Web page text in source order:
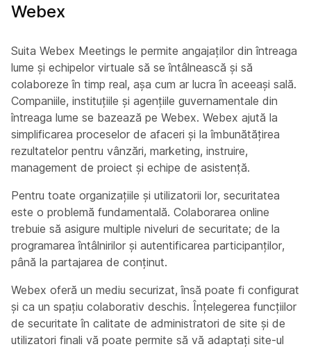
Webex
Suita Webex Meetings le permite angajaților din întreaga
lume și echipelor virtuale să se întâlnească și să
colaboreze în timp real, așa cum ar lucra în aceeași sală.
Companiile, instituțiile și agențiile guvernamentale din
întreaga lume se bazează pe Webex. Webex ajută la
simplificarea proceselor de afaceri și la îmbunătățirea
rezultatelor pentru vânzări, marketing, instruire,
management de proiect și echipe de asistență.
Pentru toate organizațiile și utilizatorii lor, securitatea
este o problemă fundamentală. Colaborarea online
trebuie să asigure multiple niveluri de securitate; de la
programarea întâlnirilor și autentificarea participanților,
până la partajarea de conținut.
Webex oferă un mediu securizat, însă poate fi configurat
și ca un spațiu colaborativ deschis. Înțelegerea funcțiilor
de securitate în calitate de administratori de site și de
utilizatori finali vă poate permite să vă adaptați site-ul